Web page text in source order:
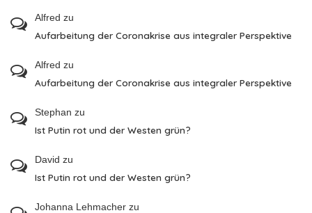
Alfred zu
Aufarbeitung der Coronakrise aus integraler Perspektive
Alfred zu
Aufarbeitung der Coronakrise aus integraler Perspektive
Stephan zu
Ist Putin rot und der Westen grün?
David zu
Ist Putin rot und der Westen grün?
Johanna Lehmacher zu